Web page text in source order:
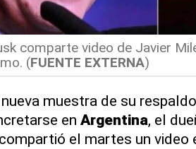
comparte video de Javier
(FUENTE EXTERNA)
nueva muestra de su
en Argentina, el
el martes un video